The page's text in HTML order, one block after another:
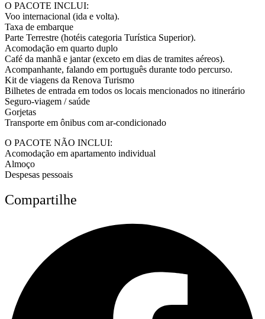
O PACOTE INCLUI:
Voo internacional (ida e volta).
Taxa de embarque
Parte Terrestre (hotéis categoria Turística Superior).
Acomodação em quarto duplo
Café da manhã e jantar (exceto em dias de tramites aéreos).
Acompanhante, falando em português durante todo percurso.
Kit de viagens da Renova Turismo
Bilhetes de entrada em todos os locais mencionados no itinerário
Seguro-viagem / saúde
Gorjetas
Transporte em ônibus com ar-condicionado
O PACOTE NÃO INCLUI:
Acomodação em apartamento individual
Almoço
Despesas pessoais
Compartilhe